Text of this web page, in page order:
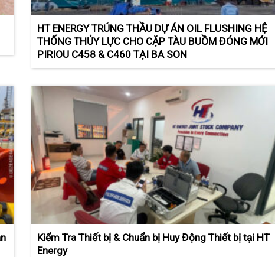
HT ENERGY TRÚNG THẦU DỰ ÁN OIL FLUSHING HỆ
THỐNG THỦY LỰC CHO CẶP TÀU BUỒM ĐÓNG MỚI
PIRIOU C458 & C460 TẠI BA SON
Kiểm Tra Thiết bị & Chuẩn bị Huy Động Thiết bị tại HT
Energy